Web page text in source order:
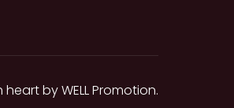
heart byWELL Promotion.